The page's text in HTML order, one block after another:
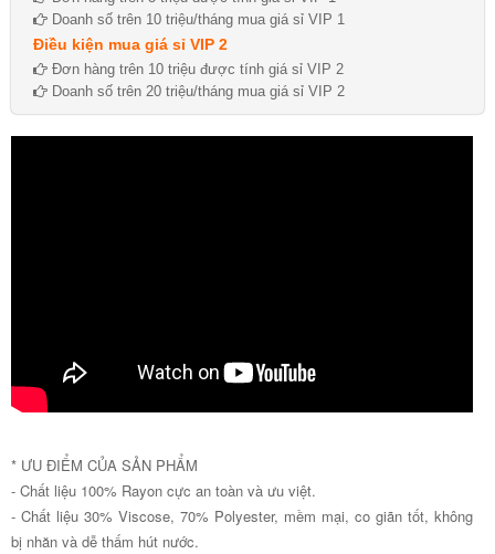
Doanh số trên 10 triệu/tháng mua giá sỉ VIP 1
Điều kiện mua giá sỉ VIP 2
Đơn hàng trên 10 triệu được tính giá sỉ VIP 2
Doanh số trên 20 triệu/tháng mua giá sỉ VIP 2
* ƯU ĐIỂM CỦA SẢN PHẨM
- Chất liệu 100% Rayon cực an toàn và ưu việt.
- Chất liệu 30% Viscose, 70% Polyester, mềm mại, co giãn tốt, không
bị nhăn và dễ thấm hút nước.